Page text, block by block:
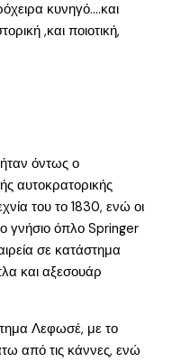
κυνηγό….και
,και ποιοτική,
όντως ο
αυτοκρατορικής
του το 1830, ενώ οι
γνήσιο όπλο Springer
σε κατάστημα
και αξεσουάρ
Λεφωσέ, με το
από τις κάννες, ενώ